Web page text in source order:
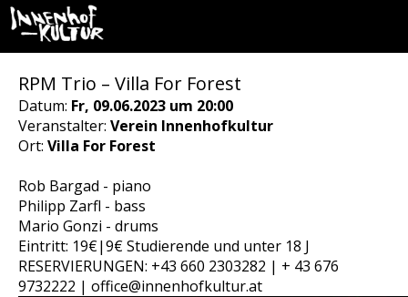
RPM Trio – Villa For Forest
Datum: Fr, 09.06.2023 um 20:00
Veranstalter: Verein Innenhofkultur
Ort: Villa For Forest
Rob Bargad - piano
Philipp Zarfl - bass
Mario Gonzi - drums
Eintritt: 19€|9€ Studierende und unter 18 J
RESERVIERUNGEN: +43 660 2303282 | + 43 676
9732222 | office@innenhofkultur.at